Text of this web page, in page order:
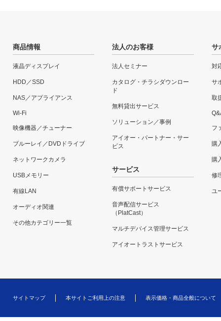
商品情報
液晶ディスプレイ
HDD／SSD
NAS／アプライアンス
Wi-Fi
映像機器／チューナー
ブルーレイ／DVDドライブ
ネットワークカメラ
USBメモリー
有線LAN
オーディオ関連
その他カテゴリー一覧
法人のお客様
法人セミナー
カタログ・チラシダウンロー
ド
無料貸出サービス
ソリューション／事例
アイオー・パートナー・サー
ビス
サービス
有償サポートサービス
音声配信サービス
（PlatCast）
マルチデバイス管理サービス
アイオートラストサービス
サ
対
サ
取
フ
購
購
修
ユ
サイトマップ 本サイトご利用上の注意 表示価格・商品全般について